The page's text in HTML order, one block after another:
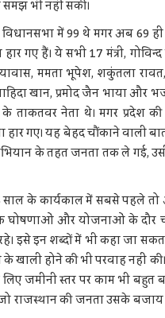
भी नहीं सकी।
में 99 थे मगर अब 69
गए हैं। ये सभी 17 मंत्री,
ममता भूपेश, शकुंतला
खान, प्रमोद जैन भाया और
ताकतवर नेता थे। मगर प्रदेश
हार गए। यह बेहद चौंकाने वाली
के तहत जनता तक ले गई,
के कार्यकाल में सबसे पहले
घोषणाओं और योजनाओं के
इसे इन शब्दों में भी कहा जा
खाली होने की भी परवाह
जमीनी स्तर पर काम भी बहुत
राजस्थान की जनता उसके